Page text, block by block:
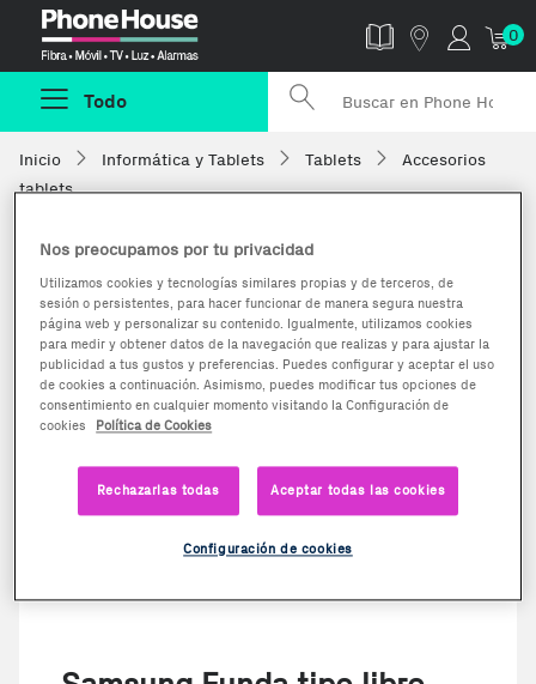
0
Todo
Inicio Informática y Tablets Tablets
Accesorios
tablets
Nos preocupamos por tu privacidad
Utilizamos cookies y tecnologías similares propias y de terceros, de
sesión o persistentes, para hacer funcionar de manera segura nuestra
página web y personalizar su contenido. Igualmente, utilizamos cookies
para medir y obtener datos de la navegación que realizas y para ajustar la
publicidad a tus gustos y preferencias. Puedes configurar y aceptar el uso
de cookies a continuación. Asimismo, puedes modificar tus opciones de
consentimiento en cualquier momento visitando la Configuración de
cookies
Política de Cookies
Rechazarlas todas Aceptar todas las cookies
Configuración de cookies